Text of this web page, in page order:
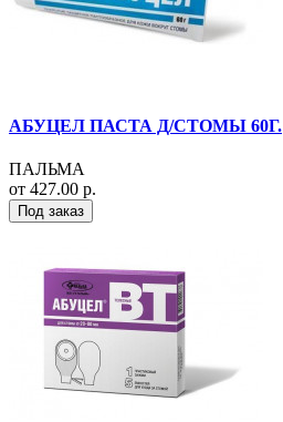
АБУЦЕЛ ПАСТА Д/СТОМЫ 60Г.
ПАЛЬМА
от 427.00 р.
Под заказ